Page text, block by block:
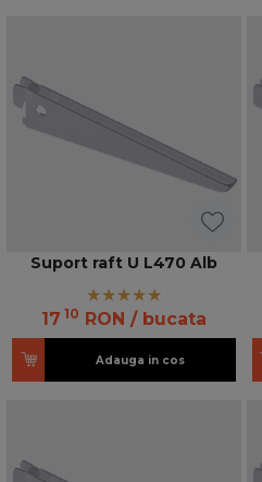
Suport raft U L470 Alb
17 10 RON / bucata
Adauga in cos